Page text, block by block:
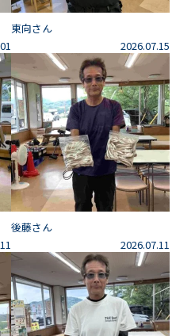
東向さん
2026.07.15
後藤さん
2026.07.11